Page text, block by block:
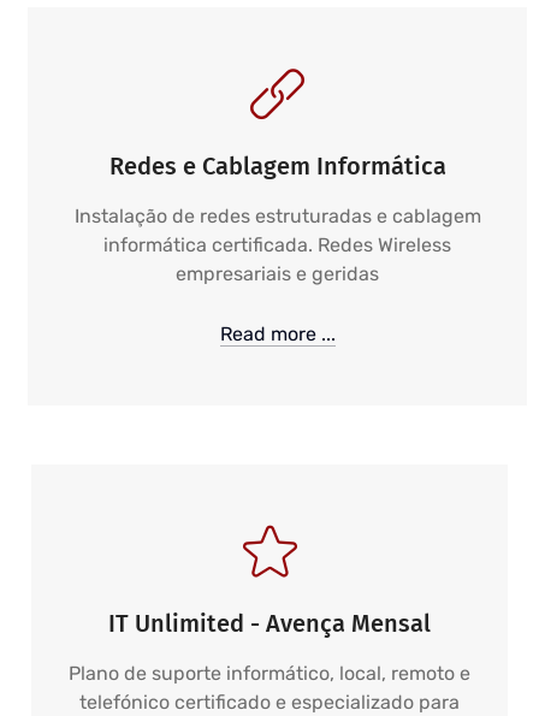
Redes e Cablagem Informática
Instalação de redes estruturadas e cablagem
informática certificada. Redes Wireless
empresariais e geridas
Read more ...
IT Unlimited - Avença Mensal
Plano de suporte informático, local, remoto e
telefónico certificado e especializado para